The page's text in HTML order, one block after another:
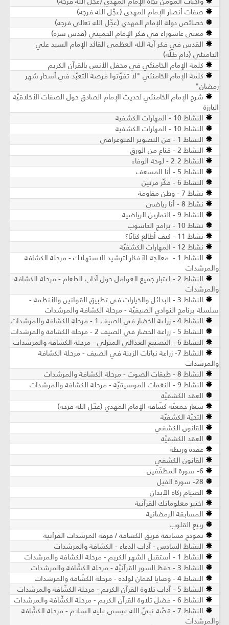
صفات أنصار الإمام المهدي (عجّل الله فرجه)
خصائص دولة الإمام المهدي (عجّل الله تعالى فرجه)
معنى عاشوراء في فكر الإمام الخميني (قدس سره)
القدس في فكر آية الله العظمى القائد الإمام السيد علي
الخامنئي (دام ظلّه)
كلمة الإمام الخامنئي في محفل الأنس بالقرآن الكريم
كلمة الإمام الخامنئي "لا تفوّتوا فرصة التعبّد في أسحار شهر
رمضان"
شرح الإمام الخامنئي لحديث الإمام الصادق حول الصفات الأخلاقيّة
البارزة
النشاط 10 - المهارات الكشفية
النشاط 10 - المهارات الكشفية
النشاط 1 - فن التصوير الفتوغرافي
النشاط 2 - قناع من الورق
النشاط 2.2 - لوحة الوفاء
النشاط 5 - أنا المسعف
النشاط 6 - فكّر مرتين
نشاط 7 - وطن مقاومة
نشاط 8 - أنا رياضي
النشاط 9 - التمارين الرياضية
نشاط 10 - برامج الحاسوب
نشاط 11 - كيف أطالع كتابًا؟
نشاط 12 - المهارات الكشفيّة
النشاط 1 - معالجة الأفكار لترشيد الاستهلاك - مرحلة الكشافة
والمرشدات
النشاط 2 - اعتبار جميع العوامل حول آداب الطعام - مرحلة الكشافة
والمرشدات
النشاط 3 - البدائل والخيارات في تطبيق القوانين والأنظمة -
سلسلة برنامج النوادي الصيفيّة - مرحلة الكشافة والمرشدات
النشاط 4 - زراعة الخضار في الصيف 1 - مرحلة الكشافة والمرشدات
النشاط 5 - زراعة الخضار في الصيف 2 - مرحلة الكشافة والمرشدات
النشاط 6 - التصنيع الغذائي المنزلي - مرحلة الكشافة والمرشدات
النشاط 7- زراعة نباتات الزينة في الصيف ​- مرحلة الكشافة
والمرشدات
النشاط 8 - طبقات الصوت - مرحلة الكشافة والمرشدات
النشاط 9 - النغمات الموسيقيّة - مرحلة الكشافة والمرشدات
العقد الكشفيّة
شعار جمعيّة كشّافة الإمام المهدي (عجّل الله فرجه)
التحيّة الكشفيّة
القانون الكشفي
العقد الكشفيّة
عقدة وربطة
القانون الكشفي
6- سورة المطفّفين
28- سورة الفيل
الصيام زكاة الأبدان
اختبر معلوماتك القرآنية
المسابقة الرمضانية
ربيع القلوب
نموذج مسابقة فريق الكشافة / فرقة المرشدات القرآنية
النشاط السادس - آداب الدعاء - الكشافة والمرشدات
النشاط 1 - أستقبل الشهر الكريم - مرحلة الكشافة والمرشدات
النشاط 3 - حفظ السور القرآنيّة - مرحلة الكشّافة والمرشدات
النشاط 4 - وصايا لقمان لولده - مرحلة الكشّافة والمرشدات
النشاط 5 - آداب تلاوة القرآن الكريم - مرحلة الكشّافة والمرشدات
النشاط 6 - فضل تلاوة القرآن الكريم - مرحلة الكشّافة والمرشدات
النشاط 7 - قصّة نبيّ الله عيسى عليه السلام - مرحلة الكشّافة
والمرشدات